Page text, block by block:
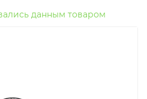
данным товаром